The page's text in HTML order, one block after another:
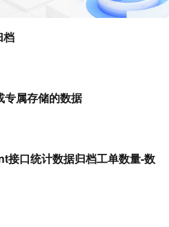
档
专属存储的数据
口统计数据归档工单数量-数